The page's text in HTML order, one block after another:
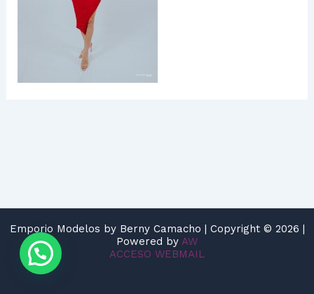
Emporio Modelos by Berny Camacho | Copyright © 2026 |
Powered by AW
ACCESO WEBMAIL